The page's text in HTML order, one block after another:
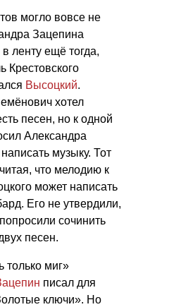
могло вовсе не
Зацепина
ленту ещё тогда,
Крестовского
Высоцкий.
хотел
песен, но к одной
Александра
музыку. Тот
что мелодию к
может написать
Его не утвердили,
сочинить
песен.
только миг»
писал для
ключи». Но